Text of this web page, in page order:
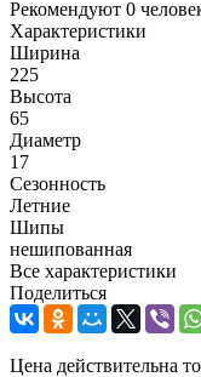
Рекомендуют 0
Характеристики
Ширина
225
Высота
65
Диаметр
17
Сезонность
Летние
Шипы
нешипованная
Все характеристики
Поделиться
Цена действительна